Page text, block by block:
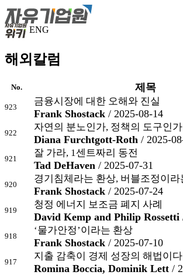
ENG
해외칼럼
No. 제목
923
금융시장에 대한 오해와 진실
Frank Shostack / 2025-08-14
922
자연의 분노인가, 정책의 도구인가
Diana Furchtgott-Roth / 2025-
921
잘 가라, 1센트짜리 동전
Tad DeHaven / 2025-07-31
920
경기침체라는 환상, 버블조정이라
Frank Shostack / 2025-07-24
919
청정 에너지 보조금 폐지 사례
David Kemp and Philip Rossetti
918
‘물가안정’이라는 환상
Frank Shostack / 2025-07-10
917
지출 감축이 경제 성장의 해법이다
Romina Boccia, Dominik Lett /